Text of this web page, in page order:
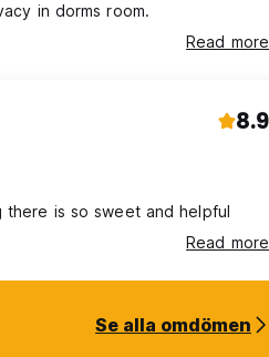
in dorms room.
Read more
8.9
is so sweet and helpful
Read more
Se alla omdömen